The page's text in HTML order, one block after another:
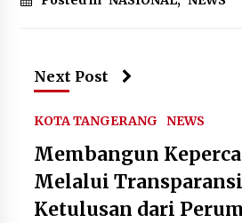
Next Post
KOTA TANGERANG NEWS
Membangun
Melalui
Ketulusan dari